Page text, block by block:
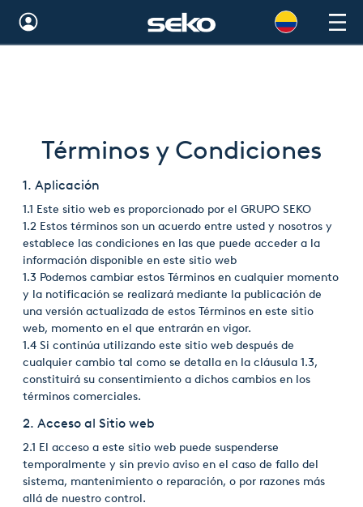
Bulgaria
Colombia
Germany
India
Italiano
Mexico
Netherlands
Términos y Condiciones
1. Aplicación
1.1 Este sitio web es proporcionado por el GRUPO SEKO
1.2 Estos términos son un acuerdo entre usted y nosotros y
establece las condiciones en las que puede acceder a la
información disponible en este sitio web
1.3 Podemos cambiar estos Términos en cualquier momento
y la notificación se realizará mediante la publicación de
una versión actualizada de estos Términos en este sitio
web, momento en el que entrarán en vigor.
1.4 Si continúa utilizando este sitio web después de
cualquier cambio tal como se detalla en la cláusula 1.3,
constituirá su consentimiento a dichos cambios en los
términos comerciales.
2. Acceso al Sitio web
2.1 El acceso a este sitio web puede suspenderse
temporalmente y sin previo aviso en el caso de fallo del
sistema, mantenimiento o reparación, o por razones más
allá de nuestro control.